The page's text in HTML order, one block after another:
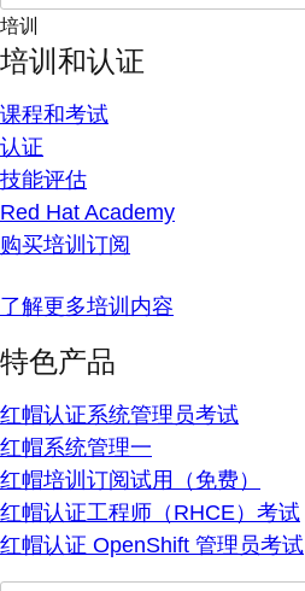
培训
培训和认证
课程和考试
认证
技能评估
Red Hat Academy
购买培训订阅
了解更多培训内容
特色产品
红帽认证系统管理员考试
红帽系统管理一
红帽培训订阅试用（免费）
红帽认证工程师（RHCE）考试
红帽认证 OpenShift 管理员考试